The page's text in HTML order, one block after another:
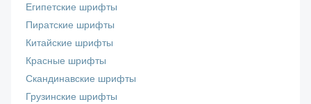
Египетские шрифты
Пиратские шрифты
Китайские шрифты
Красные шрифты
Скандинавские шрифты
Грузинские шрифты